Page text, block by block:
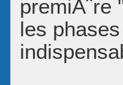
premiÃ¨re
les